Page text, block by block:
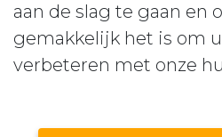
aan de slag te gaan en
gemakkelijk het is om
verbeteren met onze